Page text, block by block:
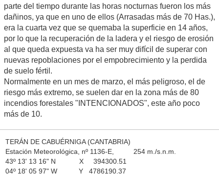
parte del tiempo durante las horas nocturnas fueron los más
dañinos, ya que en uno de ellos (Arrasadas más de 70 Has.),
era la cuarta vez que se quemaba la superficie en 14 años,
por lo que la recuperación de la ladera y el riesgo de erosión
al que queda expuesta va ha ser muy difícil de superar con
nuevas repoblaciones por el empobrecimiento y la perdida
de suelo fértil.
Normalmente en un mes de marzo, el más peligroso, el de
riesgo más extremo, se suelen dar en la zona más de 80
incendios forestales "INTENCIONADOS", este año poco
más de 10.
TERÁN DE CABUÉRNIGA (CANTABRIA)
Estación Meteorológica, nº 1136-E, 254 m./s.n.m.
43º 13' 13 16" N X 394300.51
04º 18' 05 97" W Y 4786190.37